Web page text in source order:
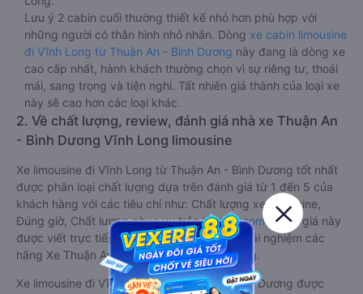
Lưu ý 2 cabin cuối thường thiết kế nhỏ hơn phù hợp với
những người có thân hình nhỏ nhắn. Dòng xe cabin limousine
đi Vĩnh Long từ Thuận An - Bình Dương này đang là dòng xe
cao cấp nhất, hành khách thường chọn vì sự riêng tư, thoải
mái, sang trọng và tiện nghi. Tất nhiên giá thành của loại xe
này sẽ cao hơn các loại khác.
2. Về chất lượng, review, đánh giá nhà xe Thuận An
- Bình Dương Vĩnh Long limousine
Xe limousine đi Vĩnh Long từ Thuận An - Bình Dương tốt nhất
được phân loại chất lượng dựa trên đánh giá từ 1 đến 5 của
khách hàng với các tiêu chí như: Chất lượng xe limousine,
Đúng giờ, Chất lượng phục vụ trênVexere.com. Đánh giá này
được viết trực tiếp bởi các khách hàng đã trải nghiệm các
hãng Xe Thuận An - Bình Dương đi Vĩnh Long.
Xe limousine đi Vĩnh Long từ Thuận An - Bình Dương được